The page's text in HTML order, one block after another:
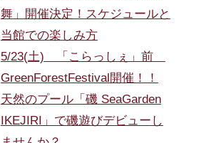
舞」開催決定！スケジュールと
当館での楽しみ方
5/23(土) 「こらっしぇ」前
GreenForestFestival開催！！
天然のプール「磯 SeaGarden
IKEJIRI」で磯遊びデビューし